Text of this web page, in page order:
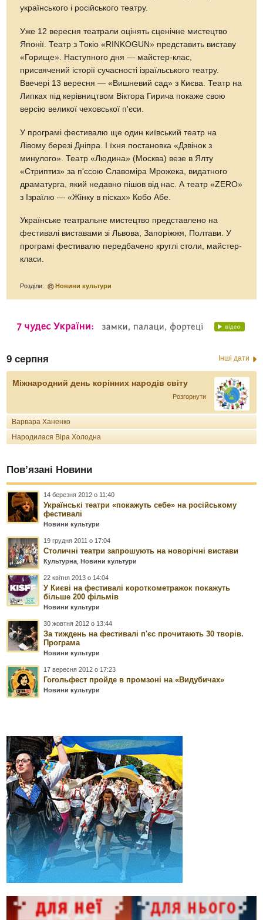
українського і російського театру.
Уже 12 вересня театрали оцінять сценічне мистецтво
Японії. Театр з Токіо «RINKOGUN» представить виставу
«Горище». Наступного дня — майстер-клас,
присвячений історії сучасності ізраїльського театру.
Ввечері 13 вересня — «Вишневий сад» з Києва. Театр на
Липках під керівництвом Віктора Гирича покаже свою
версію великої чеховської п'єси.
У програмі фестивалю ще один київський театр на
Лівому березі Дніпра. І їхня постановка «Дзвінок з
минулого». Театр «Людина» (Москва) везе в Ялту
«Стриптиз» за п'єсою Славоміра Мрожека, видатного
драматурга, який недавно пішов від нас. А театр «ZERO»
з Ізраїлю — «Жінку в пісках» Кобо Абе.
Українське театральне мистецтво представлено на
фестивалі виставами зі Львова, Запоріжжя, Полтави. У
програмі фестивалю передбачено круглі столи, майстер-
класи.
Розділи: Новини культури
9 серпня Інші дати
Міжнародний день корінних народів світу
Розгорнути
Варвара Ханенко
Народилася Віра Холодна
Пов’язані Новини
14 березня 2012 о 11:40
Українські театри «покажуть себе» на російському
фестивалі
Новини культури
19 грудня 2011 о 17:04
Столичні театри запрошують на новорічні вистави
Культурна ,Новини культури
22 квітня 2013 о 14:04
У Києві на фестивалі короткометражок покажуть
більше 200 фільмів
Новини культури
30 жовтня 2012 о 13:44
За тиждень на фестивалі п'єс прочитають 30 творів.
Програма
Новини культури
17 вересня 2012 о 17:23
Гогольфест пройде в промзоні на «Видубичах»
Новини культури